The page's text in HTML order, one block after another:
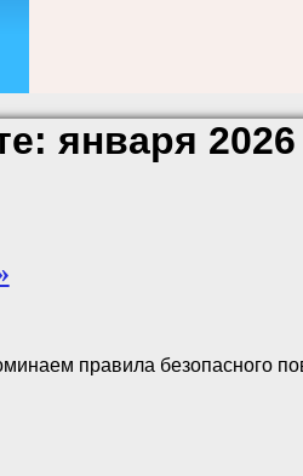
января 2026
правила безопасного